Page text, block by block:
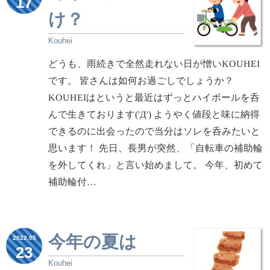
け？
Kouhei
どうも、雨続きで全然走れない日が憎いKOUHEI
です。 皆さんは如何お過ごしでしょうか？
KOUHEIはというと最近はずっとハイボールを呑
んで生きております('Д') ようやく値段と味に納得
できるのに出会ったので当分はソレを呑みたいと
思います！ 先日、長男が突然、「自転車の補助輪
を外してくれ」と言い始めまして。 今年、初めて
補助輪付…
2022.05
23
今年の夏は
Kouhei